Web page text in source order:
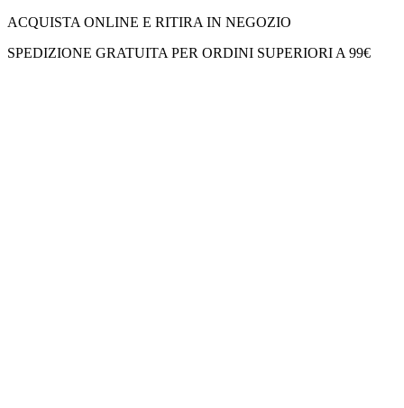
ACQUISTA ONLINE E RITIRA IN NEGOZIO
SPEDIZIONE GRATUITA PER ORDINI SUPERIORI A 99€